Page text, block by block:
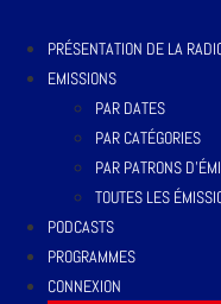
PRÉSENTATION DE LA
EMISSIONS
PAR DATES
PAR CATÉGORIES
PAR PATRONS
TOUTES LES
PODCASTS
PROGRAMMES
CONNEXION